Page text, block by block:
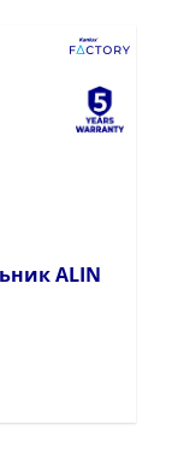
ALIN